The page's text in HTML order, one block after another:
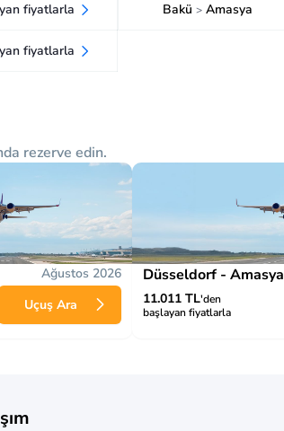
fiyatlarla
fiyatlarla
Bakü >Amasya
rezerve edin.
Ağustos 2026
Uçuş Ara
Düsseldorf - Amasya
11.011 TL'den
başlayan fiyatlarla